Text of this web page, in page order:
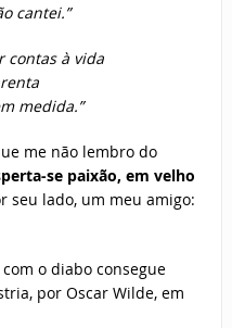
cantei.”
contas à vida
medida.”
me não lembro do
se paixão, em velho
seu lado, um meu amigo:
o diabo consegue
por Oscar Wilde, em